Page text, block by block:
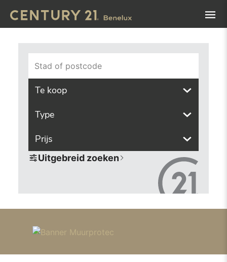
Stad of postcode
Te koop
Type
Prijs
Uitgebreid zoeken